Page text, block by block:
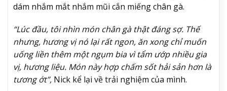
dám nhắm mắt nhắm mũi cắn miếng chân gà.
“Lúc đầu, tôi nhìn món chân gà thật đáng sợ. Thế
nhưng, hương vị nó lại rất ngon, ăn xong chỉ muốn
uống liền thêm một ngụm bia vì tẩm ướp nhiều gia
vị, hương liệu. Món này hợp chấm sốt hải sản hơn là
tương ớt”, Nick kể lại về trải nghiệm của mình.